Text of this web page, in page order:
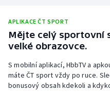
APLIKACE ČT SPORT
Mějte celý sportovní
velké obrazovce.
S mobilní aplikací, HbbTV a
máte ČT sport vždy po ruce.
bonusový obsah kdekoli a